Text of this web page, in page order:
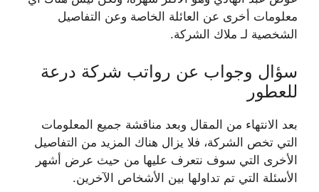
معلومات أخرى عن العائلة الخاصة وعن التفاصيل
الشخصية لـ ملاك الشركة.
سؤال وجواب عن رواتب شركة درعة
للعطور
بعد الانتهاء من المقال وبعد مناقشة جميع المعلومات
التي تخص الشركة، فلا يزال هناك المزيد من التفاصيل
الأخرى التي سوف نتعرف عليها من حيث عرض أشهر
الأسئلة التي تم تداولها بين الأشخاص الآخرين.